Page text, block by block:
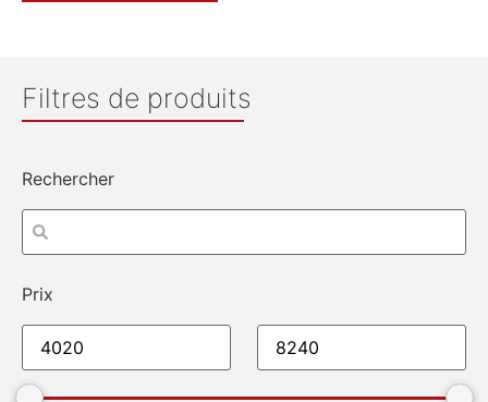
Filtres de produits
Rechercher
Prix